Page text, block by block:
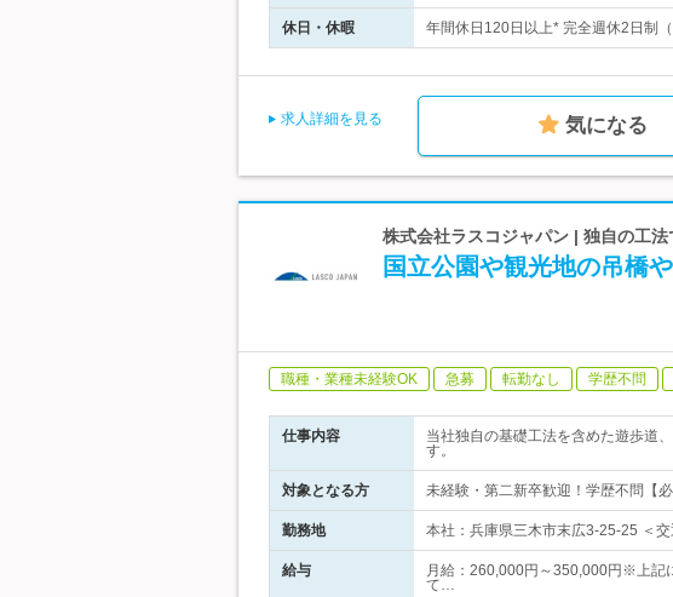
休日・休暇 年間休日120日以上* 完全週休2日
求人詳細を見る 気になる
株式会社ラスコジャパン | 独自の工
国立公園や観光地の吊橋
職種・業種未経験OK 急募 転勤なし 学歴不問
仕事内容
当社独自の基礎工法を含めた遊歩道
す。
対象となる方 未経験・第二新卒歓迎！学歴不問【
勤務地 本社：兵庫県三木市末広3-25-25 ＜
給与
月給：260,000円～350,000円※上
て…